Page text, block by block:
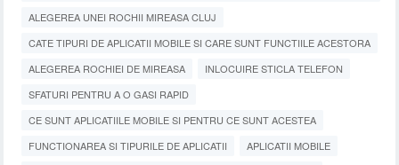
ALEGEREA UNEI ROCHII MIREASA CLUJ
CATE TIPURI DE APLICATII MOBILE SI CARE SUNT FUNCTIILE ACESTORA
ALEGEREA ROCHIEI DE MIREASA
INLOCUIRE STICLA TELEFON
SFATURI PENTRU A O GASI RAPID
CE SUNT APLICATIILE MOBILE SI PENTRU CE SUNT ACESTEA
FUNCTIONAREA SI TIPURILE DE APLICATII
APLICATII MOBILE